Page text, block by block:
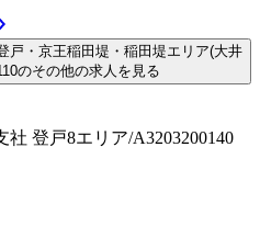
戸・京王稲田堤・稲田堤エリア(大井
のその他の求人を見る
登戸8エリア/A3203200140